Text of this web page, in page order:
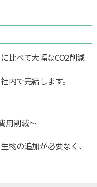
比べて大幅なCO2削減
内で完結します。
用削減〜
物の追加が必要なく、